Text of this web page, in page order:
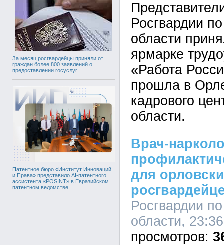
За месяц росгвардейцы приняли от
граждан более 800 заявлений о
предоставлении госуслуг
Патентное бюро «Институт Инноваций
и Права» представило AI-патентного
ассистента «POSINT» в Евразийском
патентном ведомстве
Росгвардии
области
ярмарке
«Работа
прошла в
кадрового
области.
Врач-
для
Росгвардии
области,